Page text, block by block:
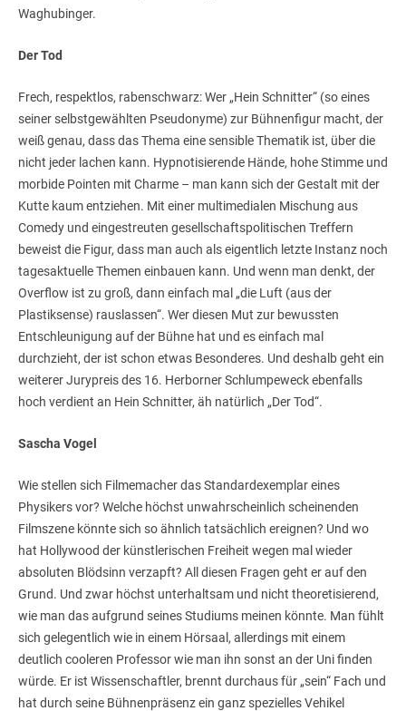
Waghubinger.
Der Tod
Frech, respektlos, rabenschwarz: Wer „Hein Schnitter“ (so eines
seiner selbstgewählten Pseudonyme) zur Bühnenfigur macht, der
weiß genau, dass das Thema eine sensible Thematik ist, über die
nicht jeder lachen kann. Hypnotisierende Hände, hohe Stimme und
morbide Pointen mit Charme – man kann sich der Gestalt mit der
Kutte kaum entziehen. Mit einer multimedialen Mischung aus
Comedy und eingestreuten gesellschaftspolitischen Treffern
beweist die Figur, dass man auch als eigentlich letzte Instanz noch
tagesaktuelle Themen einbauen kann. Und wenn man denkt, der
Overflow ist zu groß, dann einfach mal „die Luft (aus der
Plastiksense) rauslassen“. Wer diesen Mut zur bewussten
Entschleunigung auf der Bühne hat und es einfach mal
durchzieht, der ist schon etwas Besonderes. Und deshalb geht ein
weiterer Jurypreis des 16. Herborner Schlumpeweck ebenfalls
hoch verdient an Hein Schnitter, äh natürlich „Der Tod“.
Sascha Vogel
Wie stellen sich Filmemacher das Standardexemplar eines
Physikers vor? Welche höchst unwahrscheinlich scheinenden
Filmszene könnte sich so ähnlich tatsächlich ereignen? Und wo
hat Hollywood der künstlerischen Freiheit wegen mal wieder
absoluten Blödsinn verzapft? All diesen Fragen geht er auf den
Grund. Und zwar höchst unterhaltsam und nicht theoretisierend,
wie man das aufgrund seines Studiums meinen könnte. Man fühlt
sich gelegentlich wie in einem Hörsaal, allerdings mit einem
deutlich cooleren Professor wie man ihn sonst an der Uni finden
würde. Er ist Wissenschaftler, brennt durchaus für „sein“ Fach und
hat durch seine Bühnenpräsenz ein ganz spezielles Vehikel